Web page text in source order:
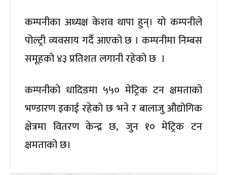
कम्पनीका अध्यक्ष केशव थापा हुन्। यो कम्पनीले
पोल्ट्री व्यवसाय गर्दै आएको छ । कम्पनीमा निम्बस
समूहको ४३ प्रतिशत लगानी रहेको छ ।
कम्पनीको धादिङमा ५५० मेट्रिक टन क्षमताको
भण्डारण इकाई रहेको छ भने र बालाजु औद्योगिक
क्षेत्रमा वितरण केन्द्र छ, जुन १० मेट्रिक टन
क्षमताको छ।